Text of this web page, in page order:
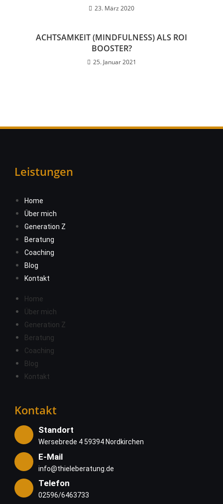
23. März 2020
ACHTSAMKEIT (MINDFULNESS) ALS ROI
BOOSTER?
25. Januar 2021
Leistungen
Home
Über mich
Generation Z
Beratung
Coaching
Blog
Kontakt
Home
Über mich
Generation Z
Beratung
Coaching
Blog
Kontakt
Kontakt
Standort
Wersebrede 4 59394 Nordkirchen
E-Mail
info@thieleberatung.de
Telefon
02596/6463733